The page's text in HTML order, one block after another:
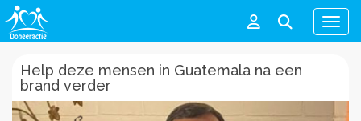
Menu
Help deze mensen in Guatemala na een
brand verder